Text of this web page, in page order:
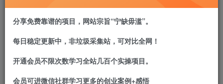
推荐上架或自用！
此处内容已隐藏，网站会员可见
请登录后查看特权
分享免费靠谱的项目，网站宗旨“宁缺毋滥”。
每日稳定更新中，非垃圾采集站，可对比全网！
开通会员不限次数学习全站几百个实操项目。
会员可进微信社群学习更多的创业案例+感悟